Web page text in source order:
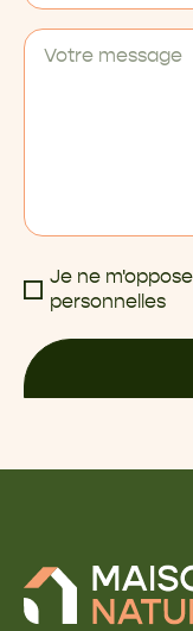
Je ne
personnelles